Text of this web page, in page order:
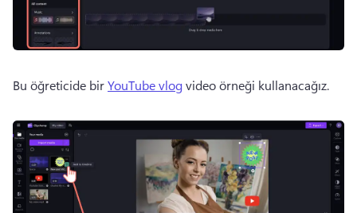
Bu öğreticide bir YouTube vlog video örneği kullanacağız.